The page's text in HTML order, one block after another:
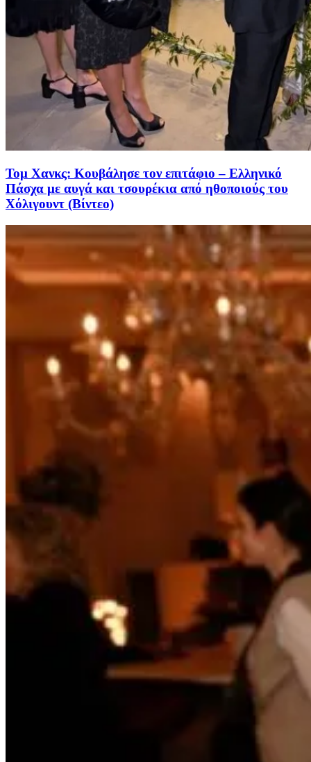
Τομ Χανκς: Κουβάλησε τον επιτάφιο – Ελληνικό
Πάσχα με αυγά και τσουρέκια από ηθοποιούς του
Χόλιγουντ (Βίντεο)